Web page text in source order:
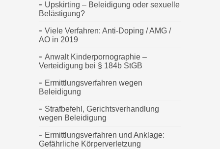
Upskirting – Beleidigung oder sexuelle
Belästigung?
Viele Verfahren: Anti-Doping / AMG /
AO in 2019
Anwalt Kinderpornographie –
Verteidigung bei § 184b StGB
Ermittlungsverfahren wegen
Beleidigung
Strafbefehl, Gerichtsverhandlung
wegen Beleidigung
Ermittlungsverfahren und Anklage:
Gefährliche Körperverletzung